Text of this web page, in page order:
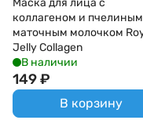
Маска для лица с
коллагеном и пчелиным
маточным молочком
Jelly Collagen
В наличии
149₽
В корзину